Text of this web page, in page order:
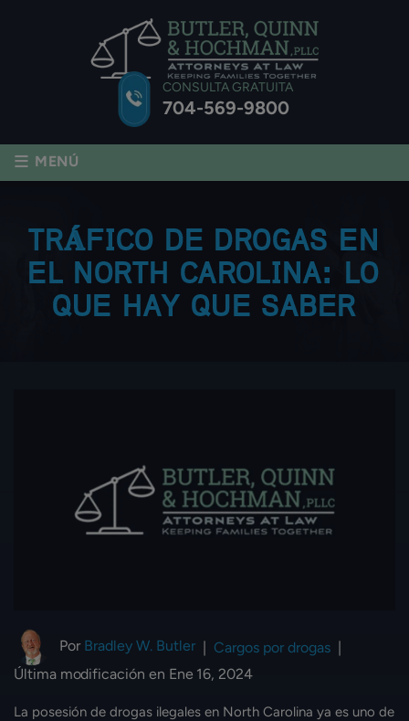
CONSULTA GRATUITA
704-569-9800
≡ MENÚ
TRÁFICO DE DROGAS EN
EL NORTH CAROLINA: LO
QUE HAY QUE SABER
Por Bradley W. Butler | Cargos por drogas |
Última modificación en Ene 16, 2024
La posesión de drogas ilegales en North Carolina ya es uno de